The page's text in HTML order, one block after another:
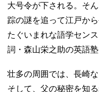
大号令が下される。そ
踪の謎を追って江戸か
たぐいまれな語学セン
詞・森山栄之助の英語
壮多の周囲では、長崎
そして、父の秘密を知